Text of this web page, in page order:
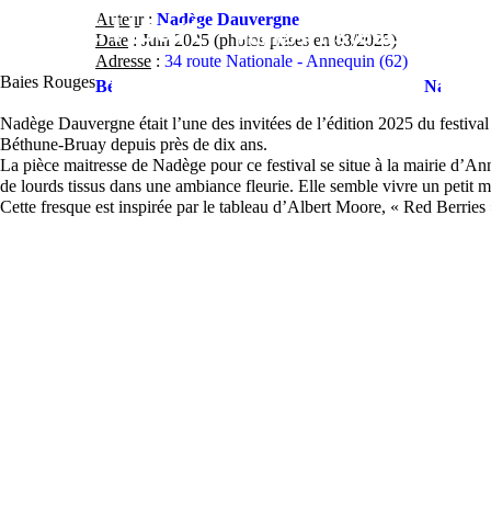
heart.com
Street-Heart HomeArtistesLieux
Baies Rouges
Auteur: Nadège Dauvergne
Date : Juin 2025 (photos prises en 08/2025)
Adresse : 34 route Nationale - Annequin (62)
Béthune/Bruay
Nadège
Nadège Dauvergne était l’une des invitées de l’édition 2025 du
Béthune-Bruay depuis près de dix ans.
La pièce maitresse de Nadège pour ce festival se situe à la mairie
de lourds tissus dans une ambiance fleurie. Elle semble vivre un petit
Cette fresque est inspirée par le tableau d’Albert Moore, « Red